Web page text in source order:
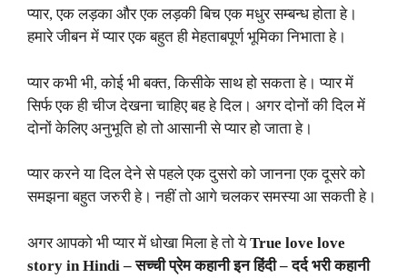
प्यार, एक लड़का और एक लड़की बिच एक मधुर सम्बन्ध होता हे।
हमारे जीबन में प्यार एक बहुत ही मेहताबपूर्ण भूमिका निभाता हे।
प्यार कभी भी, कोई भी बक्त, किसीके साथ हो सकता हे। प्यार में
सिर्फ एक ही चीज देखना चाहिए बह हे दिल। अगर दोनों की दिल में
दोनों केलिए अनुभूति हो तो आसानी से प्यार हो जाता हे।
प्यार करने या दिल देने से पहले एक दुसरो को जानना एक दूसरे को
समझना बहुत जरुरी हे। नहीं तो आगे चलकर समस्या आ सकती हे।
अगर आपको भी प्यार में धोखा मिला हे तो येTrue love love
story in Hindi – सच्ची प्रेम कहानी इन हिंदी – दर्द भरी कहानी